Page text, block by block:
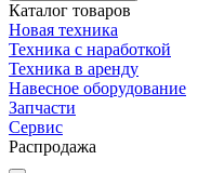
Каталог товаров
Новая техника
Техника с наработкой
Техника в аренду
Навесное оборудование
Запчасти
Сервис
Распродажа